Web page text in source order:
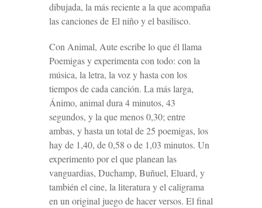
dibujada, la más reciente a la que acompaña
las canciones de El niño y el basilisco.
ConAnimal, Aute escribe lo que él llama
Poemigas y experimenta con todo: con la
música, la letra, la voz y hasta con los
tiempos de cada canción. La más larga,
Ánimo, animaldura 4 minutos, 43
segundos, y la que menos 0,30; entre
ambas, y hasta un total de 25 poemigas, los
hay de 1,40, de 0,58 o de 1,03 minutos. Un
experimento por el que planean las
vanguardias, Duchamp, Buñuel, Eluard, y
también el cine, la literatura y el caligrama
en un original juego de hacer versos. El final